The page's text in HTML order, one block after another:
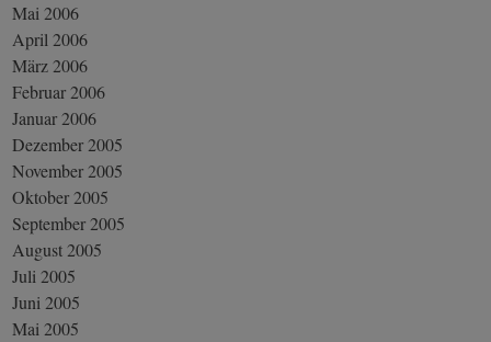
Mai 2006
April 2006
März 2006
Februar 2006
Januar 2006
Dezember 2005
November 2005
Oktober 2005
September 2005
August 2005
Juli 2005
Juni 2005
Mai 2005